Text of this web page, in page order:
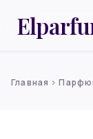
Главная chevron_right